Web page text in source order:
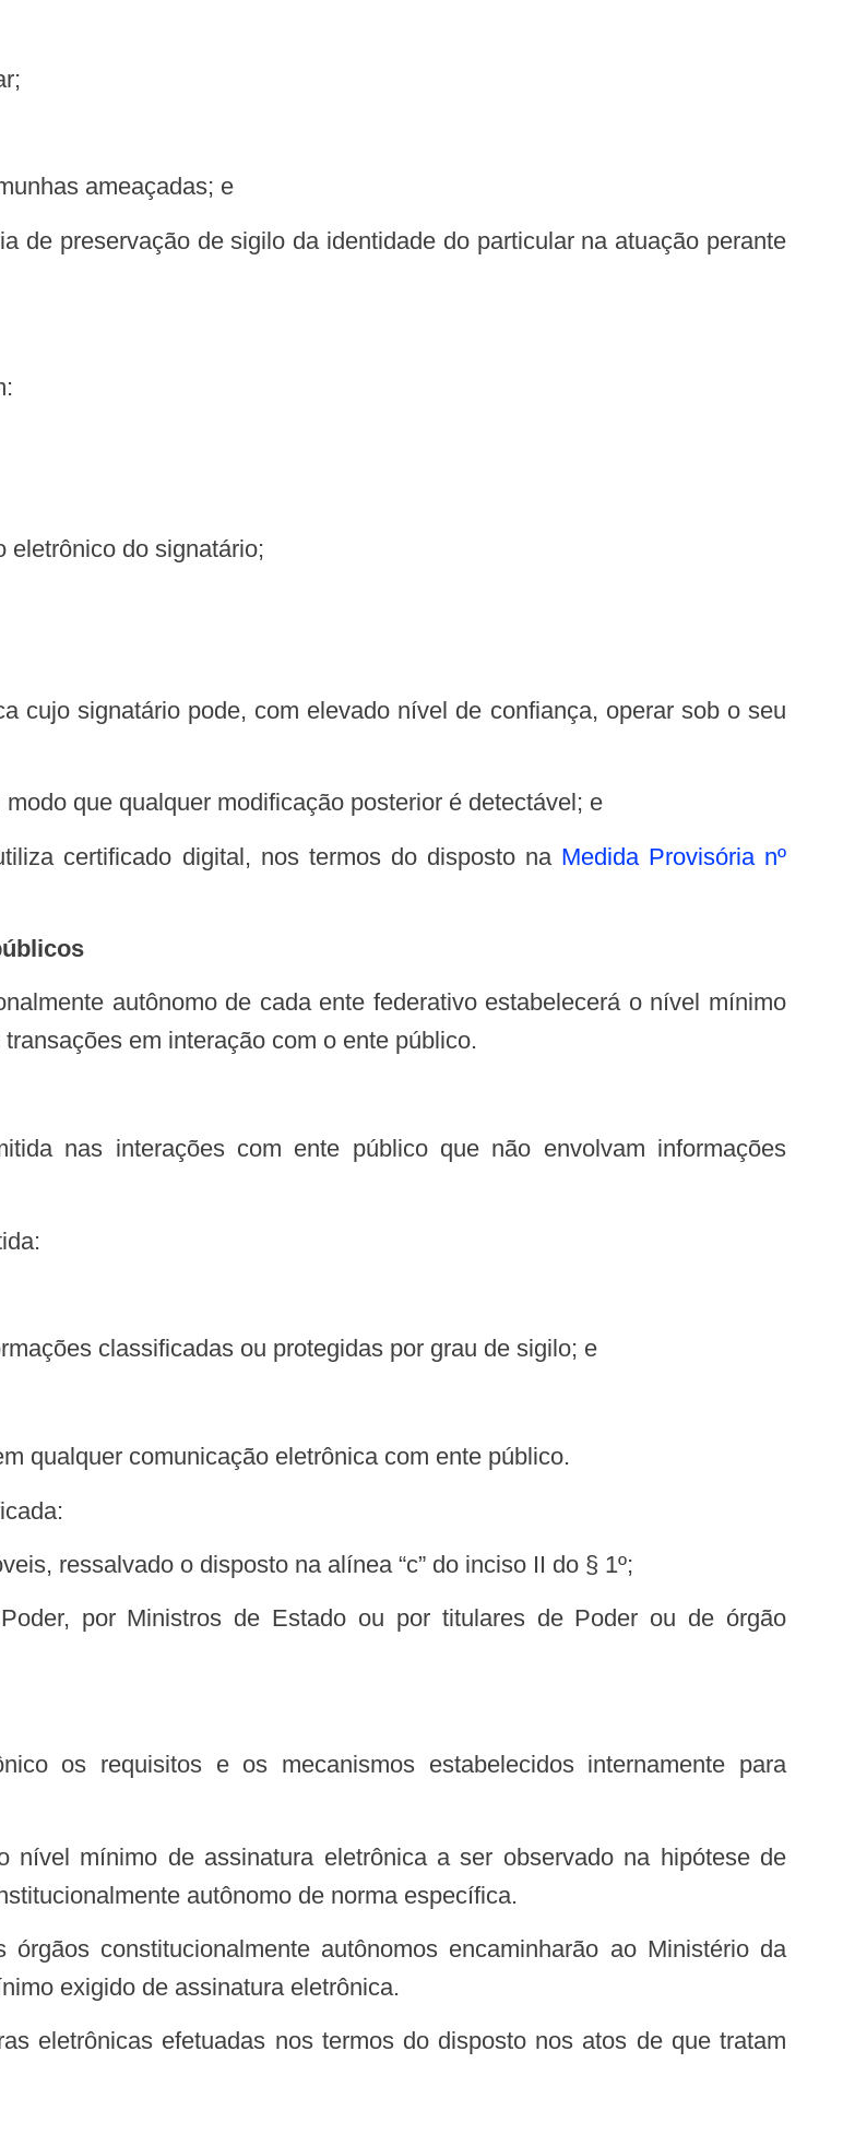
ameaçadas; e
eletrônico do signatário;
modo que qualquer modificação posterior é detectável; e
certificado digital, nos termos do disposto na Medida Provisória nº
em interação com o ente público.
classificadas ou protegidas por grau de sigilo; e
qualquer comunicação eletrônica com ente público.
ressalvado o disposto na alínea “c” do inciso II do § 1º;
os requisitos e os mecanismos estabelecidos internamente para
mínimo de assinatura eletrônica a ser observado na hipótese de
autônomo de norma específica.
constitucionalmente autônomos encaminharão ao Ministério da
exigido de assinatura eletrônica.
eletrônicas efetuadas nos termos do disposto nos atos de que tratam